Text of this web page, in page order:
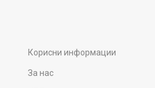
Корисни информации
За нас